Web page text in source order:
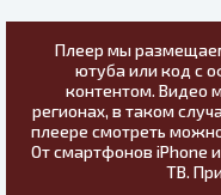
Плеер мы
ютуба или код с
контентом. Видео
регионах, в таком
плеере смотреть
От смартфонов iPhone
ТВ.